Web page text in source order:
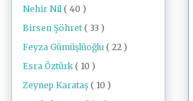
Nehir Nil ( 40 )
Birsen Şöhret ( 33 )
Feyza Gümüşlüoğlu ( 22 )
Esra Öztürk ( 10 )
Zeynep Karataş ( 10 )